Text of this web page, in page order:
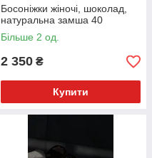
Босоніжки жіночі, шоколад,
натуральна замша 40
Більше 2 од.
2 350 ₴
Купити